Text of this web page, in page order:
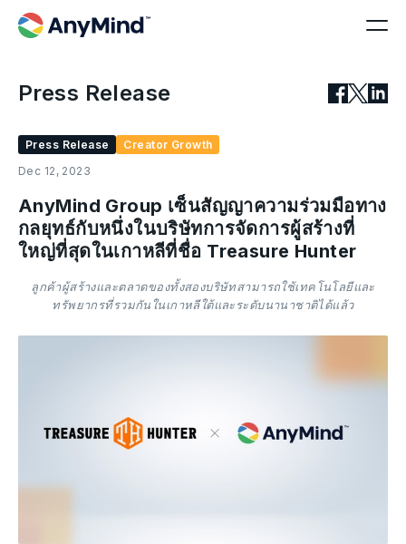
Press Release
Press Release
Creator Growth
Dec 12, 2023
AnyMind Group เซ็นสัญญาความร่วมมือทาง
กลยุทธ์กับหนึ่งในบริษัทการจัดการผู้สร้างที่
ใหญ่ที่สุดในเกาหลีที่ชื่อ Treasure Hunter
ลูกค้าผู้สร้างและตลาดของทั้งสองบริษัทสามารถใช้เทคโนโลยีและ
ทรัพยากรที่รวมกันในเกาหลีใต้และระดับนานาชาติได้แล้ว